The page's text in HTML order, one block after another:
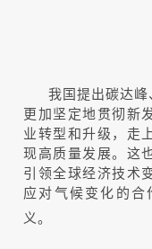
我国提出碳达
更加坚定地贯彻新
业转型和升级，走
现高质量发展。这
引领全球经济技术
应对气候变化的
义。